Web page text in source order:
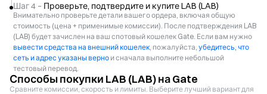
Шаг 4 – Проверьте, подтвердите и купите LAB (LAB)
Внимательно проверьте детали вашего ордера, включая общую
стоимость (цена + применимые комиссии). После подтверждения LAB
(LAB) будет зачислен на ваш спотовый кошелек Gate. Если вам нужно
вывести средства на внешний кошелек, пожалуйста, убедитесь, что
сеть и адрес указаны верно и сначала выполните небольшой
тестовый перевод.
Способы покупки LAB (LAB) на Gate
Сравните комиссии, скорость и лимиты. Выберите лучший вариант для